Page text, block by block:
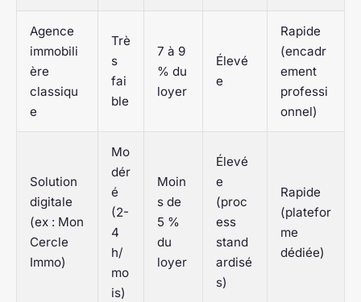
Agence
immobili
ère
classiqu
e
Trè
s
fai
ble
7 à 9
% du
loyer
Élevé
e
Rapide
(encadr
ement
professi
onnel)
Solution
digitale
(ex : Mon
Cercle
Immo)
Mo
dér
é
(2-
4
h/
mo
is)
Moin
s de
5 %
du
loyer
Élevé
e
(proc
ess
stand
ardisé
s)
Rapide
(platefor
me
dédiée)